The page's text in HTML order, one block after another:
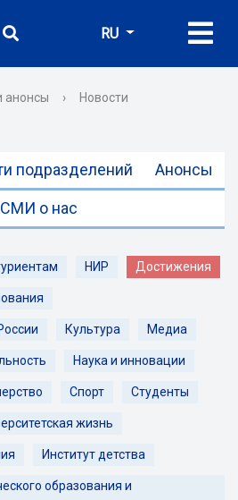
RU
анонсы › Новости
подразделений Анонсы
СМИ о нас
НИР Достижения
Культура Медиа
Наука и инновации
Спорт Студенты
жизнь
Институт детства
образования и